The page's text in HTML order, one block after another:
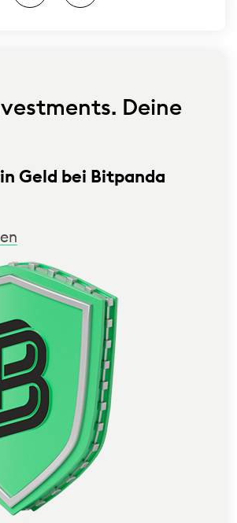
Deine
Geld bei Bitpanda